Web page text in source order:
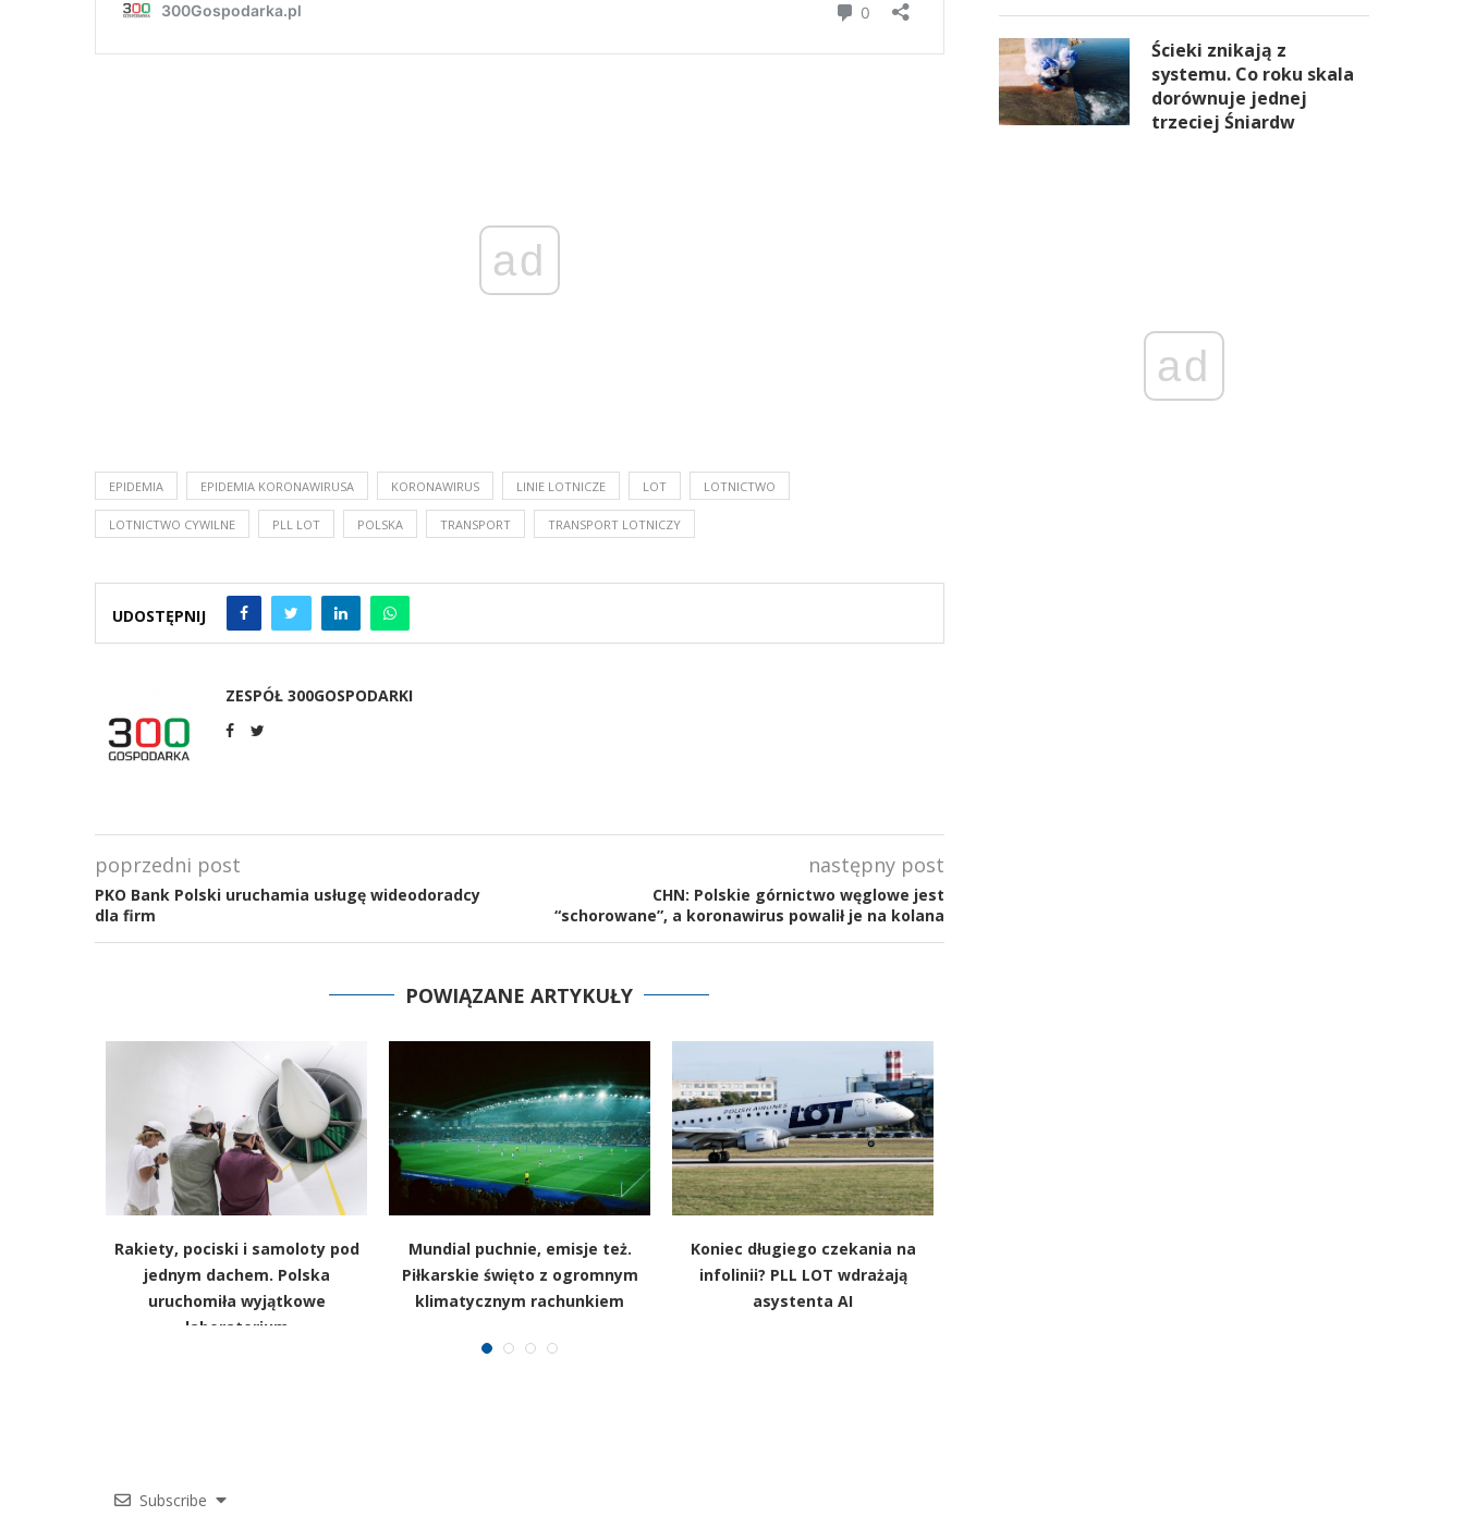
ad
EPIDEMIA EPIDEMIA KORONAWIRUSA KORONAWIRUS LINIE LOTNICZE LOT LOTNICTWO
LOTNICTWO CYWILNE PLL LOT POLSKA TRANSPORT TRANSPORT LOTNICZY
UDOSTĘPNIJ
ZESPÓŁ 300GOSPODARKI
poprzedni post
PKO Bank Polski uruchamia usługę wideodoradcy
dla firm
następny post
CHN: Polskie górnictwo węglowe jest
“schorowane”, a koronawirus powalił je na kolana
POWIĄZANE ARTYKUŁY
Rakiety, pociski i samoloty pod
jednym dachem. Polska
uruchomiła wyjątkowe
laboratorium
Mundial puchnie, emisje też.
Piłkarskie święto z ogromnym
klimatycznym rachunkiem
Koniec długiego czekania na
infolinii? PLL LOT wdrażają
asystenta AI
Subscribe
Ścieki znikają z
systemu. Co roku skala
dorównuje jednej
trzeciej Śniardw
ad